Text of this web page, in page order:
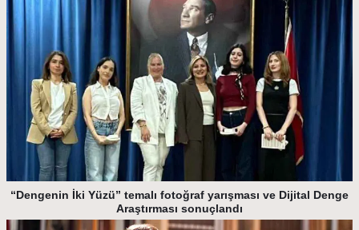
“Dengenin İki Yüzü” temalı fotoğraf yarışması ve Dijital Denge
Araştırması sonuçlandı